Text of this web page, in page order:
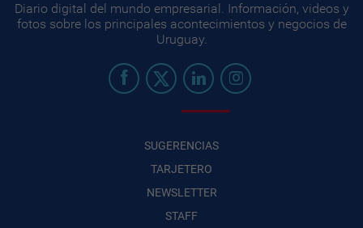
Diario digital del mundo empresarial. Información, videos y
fotos sobre los principales acontecimientos y negocios de
Uruguay.
SUGERENCIAS
TARJETERO
NEWSLETTER
STAFF